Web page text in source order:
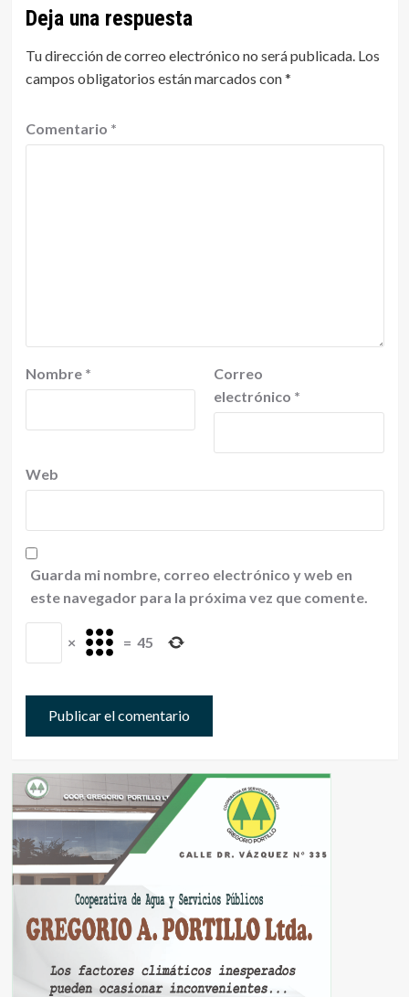
Deja una respuesta
Tu dirección de correo electrónico no será publicada. Los
campos obligatorios están marcados con*
Comentario *
Nombre *
Correo
electrónico *
Web
Guarda mi nombre, correo electrónico y web en
este navegador para la próxima vez que comente.
× = 45